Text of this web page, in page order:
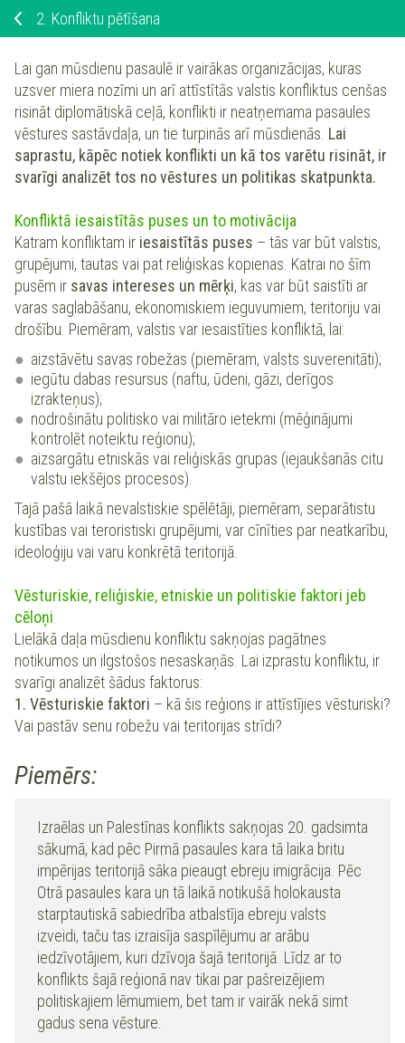
2. Konfliktu pētīšana
Lai gan mūsdienu pasaulē ir vairākas organizācijas, kuras
uzsver miera nozīmi un arī attīstītās valstis konfliktus cenšas
risināt diplomātiskā ceļā, konflikti ir neatņemama pasaules
vēstures sastāvdaļa, un tie turpinās arī mūsdienās. Lai
saprastu, kāpēc notiek konflikti un kā tos varētu risināt, ir
svarīgi analizēt tos no vēstures un politikas skatpunkta.
Konfliktā iesaistītās puses un to motivācija
Katram konfliktam ir iesaistītās puses – tās var būt valstis,
grupējumi, tautas vai pat reliģiskas kopienas. Katrai no šīm
pusēm ir savas intereses un mērķi, kas var būt saistīti ar
varas saglabāšanu, ekonomiskiem ieguvumiem, teritoriju vai
drošību. Piemēram, valstis var iesaistīties konfliktā, lai:
aizstāvētu savas robežas (piemēram, valsts suverenitāti);
iegūtu dabas resursus (naftu, ūdeni, gāzi, derīgos
izrakteņus);
nodrošinātu politisko vai militāro ietekmi (mēģinājumi
kontrolēt noteiktu reģionu);
aizsargātu etniskās vai reliģiskās grupas (iejaukšanās citu
valstu iekšējos procesos).
Tajā pašā laikā nevalstiskie spēlētāji, piemēram, separātistu
kustības vai teroristiski grupējumi, var cīnīties par neatkarību,
ideoloģiju vai varu konkrētā teritorijā.
Vēsturiskie, reliģiskie, etniskie un politiskie faktori jeb
cēloņi
Lielākā daļa mūsdienu konfliktu sakņojas pagātnes
notikumos un ilgstošos nesaskaņās. Lai izprastu konfliktu, ir
svarīgi analizēt šādus faktorus:
1. Vēsturiskie faktori – kā šis reģions ir attīstījies vēsturiski?
Vai pastāv senu robežu vai teritorijas strīdi?
Piemērs:
Izraēlas un Palestīnas konflikts sakņojas 20. gadsimta
sākumā, kad pēc Pirmā pasaules kara tā laika britu
impērijas teritorijā sāka pieaugt ebreju imigrācija. Pēc
Otrā pasaules kara un tā laikā notikušā holokausta
starptautiskā sabiedrība atbalstīja ebreju valsts
izveidi, taču tas izraisīja saspīlējumu ar arābu
iedzīvotājiem, kuri dzīvoja šajā teritorijā. Līdz ar to
konflikts šajā reģionā nav tikai par pašreizējiem
politiskajiem lēmumiem, bet tam ir vairāk nekā simt
gadus sena vēsture.